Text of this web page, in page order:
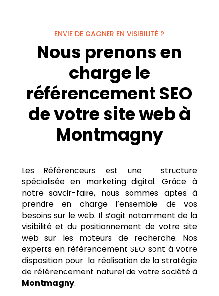
ENVIE DE GAGNER EN VISIBILITÉ ?
Nous prenons en
charge le
référencement SEO
de votre site web à
Montmagny
Les Référenceurs est une structure
spécialisée en marketing digital. Grâce à
notre savoir-faire, nous sommes aptes à
prendre en charge l’ensemble de vos
besoins sur le web. Il s’agit notamment de la
visibilité et du positionnement de votre site
web sur les moteurs de recherche. Nos
experts en référencement SEO sont à votre
disposition pour la réalisation de la stratégie
de référencement naturel de votre société à
Montmagny.